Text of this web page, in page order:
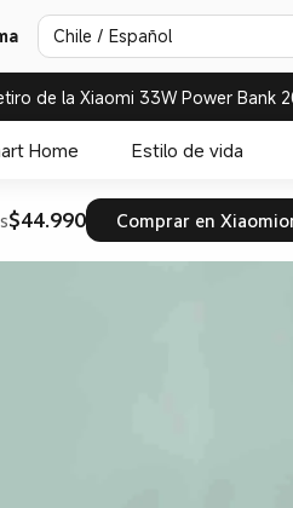
Chile / Español
de la Xiaomi 33W Power Bank
Home Estilo de vida
$44.990 Comprar en